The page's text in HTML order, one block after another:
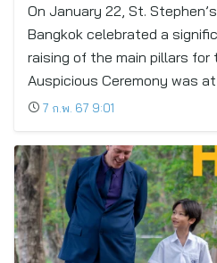
On January 22, St.
Bangkok celebrated a
raising of the main pillars for
Auspicious Ceremony was
7 ก.พ. 67 9:01